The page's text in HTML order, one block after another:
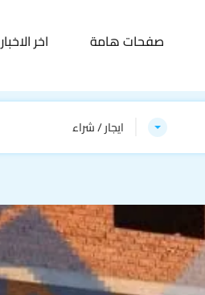
صفحات هامة اخر الاخبار
ايجار / شراء